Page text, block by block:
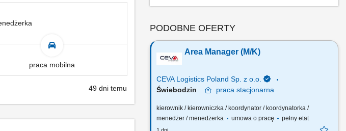
praca mobilna
49 dni temu
PODOBNE OFERTY
Area Manager (M/K)
CEVA Logistics Poland Sp. z o.o.
Świebodzin
praca stacjonarna
kierownik / kierowniczka / koordynator / koordynatorka /
menedżer / menedżerka
umowa o pracę pełny etat